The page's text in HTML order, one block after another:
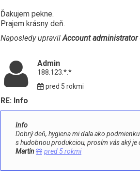
Ďakujem pekne.
Prajem krásny deň.
Naposledy upravilAccount administrator
Admin
188.123.*.*
pred 5 rokmi
RE: Info
Info
Dobrý deň, hygiena mi dala ako
s hudobnou produkciou, prosím vás aký
Martin
pred 5 rokmi